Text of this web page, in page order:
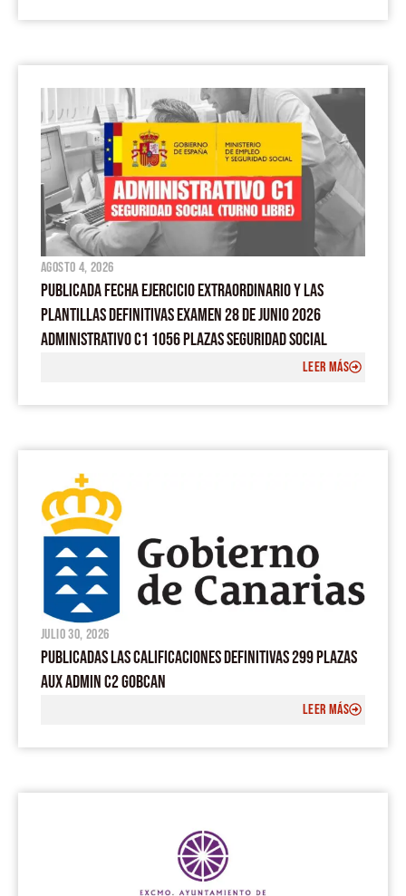
agosto 4, 2026
PUBLICADA FECHA EJERCICIO EXTRAORDINARIO Y LAS
PLANTILLAS DEFINITIVAS EXAMEN 28 DE JUNIO 2026
ADMINISTRATIVO C1 1056 PLAZAS SEGURIDAD SOCIAL
LEER MÁS
julio 30, 2026
PUBLICADAS LAS CALIFICACIONES DEFINITIVAS 299 PLAZAS
AUX ADMIN C2 GOBCAN
LEER MÁS